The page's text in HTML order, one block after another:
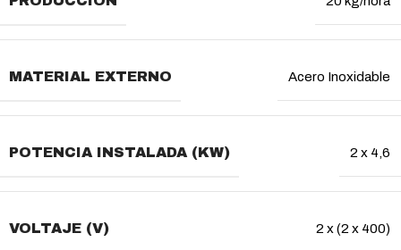
MATERIAL EXTERNO Acero Inoxidable
POTENCIA INSTALADA (KW) 2 x 4,6
VOLTAJE (V) 2 x (2 x 400)